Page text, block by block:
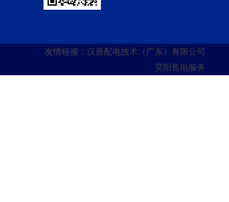
友情链接： 汉唐配电技术（广东）有限公司
昊阳售电服务